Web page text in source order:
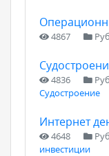
4867
4836
Судостроение
Интернет
4648
инвестиции